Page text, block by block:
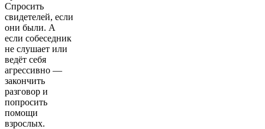
Спросить
свидетелей, если
они были. А
если собеседник
не слушает или
ведёт себя
агрессивно —
закончить
разговор и
попросить
помощи
взрослых.